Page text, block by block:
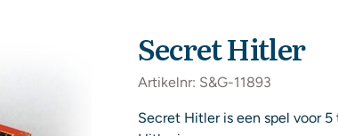
Secret Hitler
Artikelnr: S&G-11893
Secret Hitler is een spel voor